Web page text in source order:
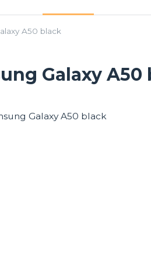
A50 black
Galaxy A50